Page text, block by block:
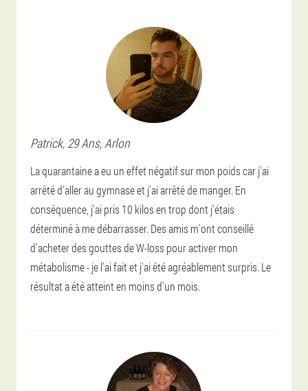
Patrick, 29 Ans,Arlon
La quarantaine a eu un effet négatif sur mon poids car j'ai
arrêté d'aller au gymnase et j'ai arrêté de manger. En
conséquence, j'ai pris 10 kilos en trop dont j'étais
déterminé à me débarrasser. Des amis m'ont conseillé
d'acheter des gouttes de W-loss pour activer mon
métabolisme - je l'ai fait et j'ai été agréablement surpris. Le
résultat a été atteint en moins d'un mois.